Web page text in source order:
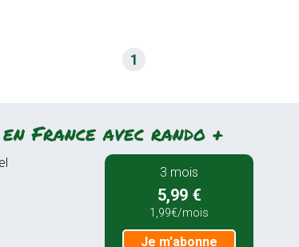
1
France avec rando +
3 mois
5,99 €
1,99€/mois
Je m'abonne